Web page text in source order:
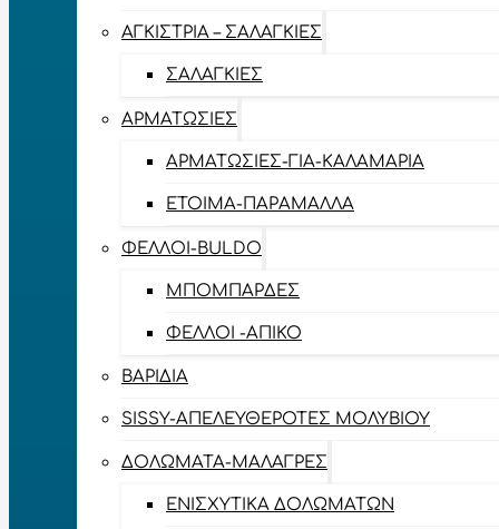
ΑΓΚΊΣΤΡΙΑ – ΣΑΛΑΓΚΙΈΣ
ΣΑΛΑΓΚΙΈΣ
ΑΡΜΑΤΩΣΙΈΣ
ΑΡΜΑΤΩΣΙΈΣ-ΓΙΑ-ΚΑΛΑΜΆΡΙΑ
ΈΤΟΙΜΑ-ΠΑΡΆΜΑΛΛΑ
ΦΕΛΛΟΊ-BULDO
ΜΠΟΜΠΆΡΔΕΣ
ΦΕΛΛΟΊ -ΑΠΊΚΟ
ΒΑΡΊΔΙΑ
SISSY-ΑΠΕΛΕΥΘΕΡΟΤΈΣ ΜΟΛΥΒΙΟΎ
ΔΟΛΏΜΑΤΑ-ΜΑΛΆΓΡΕΣ
ΕΝΙΣΧΥΤΙΚΆ ΔΟΛΩΜΆΤΩΝ